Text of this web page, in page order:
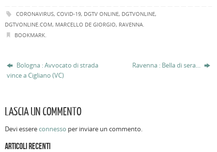
CORONAVIRUS, COVID-19, DGTV ONLINE, DGTVONLINE,
DGTVONLINE.COM, MARCELLO DE GIORGIO, RAVENNA.
BOOKMARK.
Bologna : Avvocato di strada
vince a Cigliano (VC)
Ravenna : Bella di sera…
LASCIA UN COMMENTO
Devi essereconnesso per inviare un commento.
ARTICOLI RECENTI